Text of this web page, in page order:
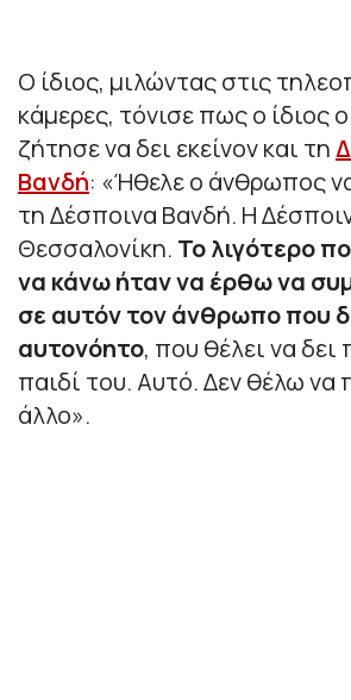
Ο ίδιος, μιλώντας στις
κάμερες, τόνισε πως ο ίδιος
ζήτησε να δει εκείνον και τη
Βανδή: «Ήθελε ο άνθρωπος
τη Δέσποινα Βανδή. Η
Θεσσαλονίκη. Το λιγότερο
να κάνω ήταν να έρθω να
σε αυτόν τον άνθρωπο που
αυτονόητο, που θέλει να
παιδί του. Αυτό. Δεν θέλω να
άλλο».